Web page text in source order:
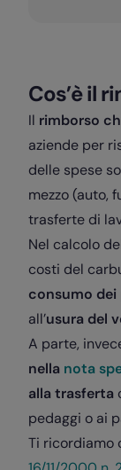
Cos’è il
Il rimborso
aziende per
delle spese
mezzo (auto,
trasferte di
Nel calcolo
costi del
consumo
all’usura del
A parte,
nella nota
alla trasferta
pedaggi o ai
Ti ricordiamo